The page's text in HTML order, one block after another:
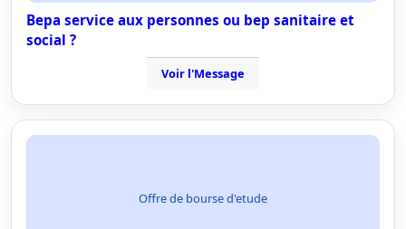
Bepa service aux personnes ou bep sanitaire et
social ?
Voir l'Message
Offre de bourse d'etude